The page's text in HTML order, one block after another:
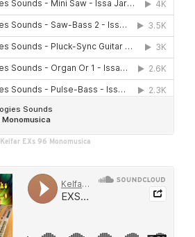
Kelfar EXs 96 Monomusica